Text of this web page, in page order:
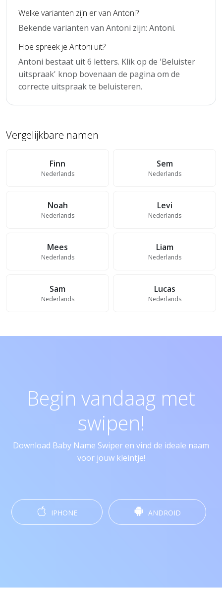
Welke varianten zijn er van Antoni?
Bekende varianten van Antoni zijn: Antoni.
Hoe spreek je Antoni uit?
Antoni bestaat uit 6 letters. Klik op de 'Beluister
uitspraak' knop bovenaan de pagina om de
correcte uitspraak te beluisteren.
Vergelijkbare namen
Finn
Nederlands
Sem
Nederlands
Noah
Nederlands
Levi
Nederlands
Mees
Nederlands
Liam
Nederlands
Sam
Nederlands
Lucas
Nederlands
Begin vandaag met
swipen!
Download Baby Name Swiper en vind de ideale naam
voor jouw kleintje!
IPHONE ANDROID